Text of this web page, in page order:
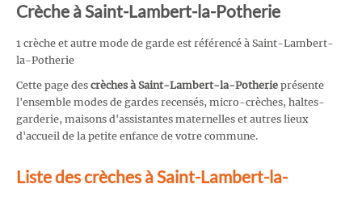
Crèche à Saint-Lambert-la-Potherie
1 crèche et autre mode de garde est référencé à Saint-Lambert-
la-Potherie
Cette page des crèches à Saint-Lambert-la-Potherie présente
l'ensemble modes de gardes recensés, micro-crèches, haltes-
garderie, maisons d'assistantes maternelles et autres lieux
d'accueil de la petite enfance de votre commune.
Liste des crèches à Saint-Lambert-la-